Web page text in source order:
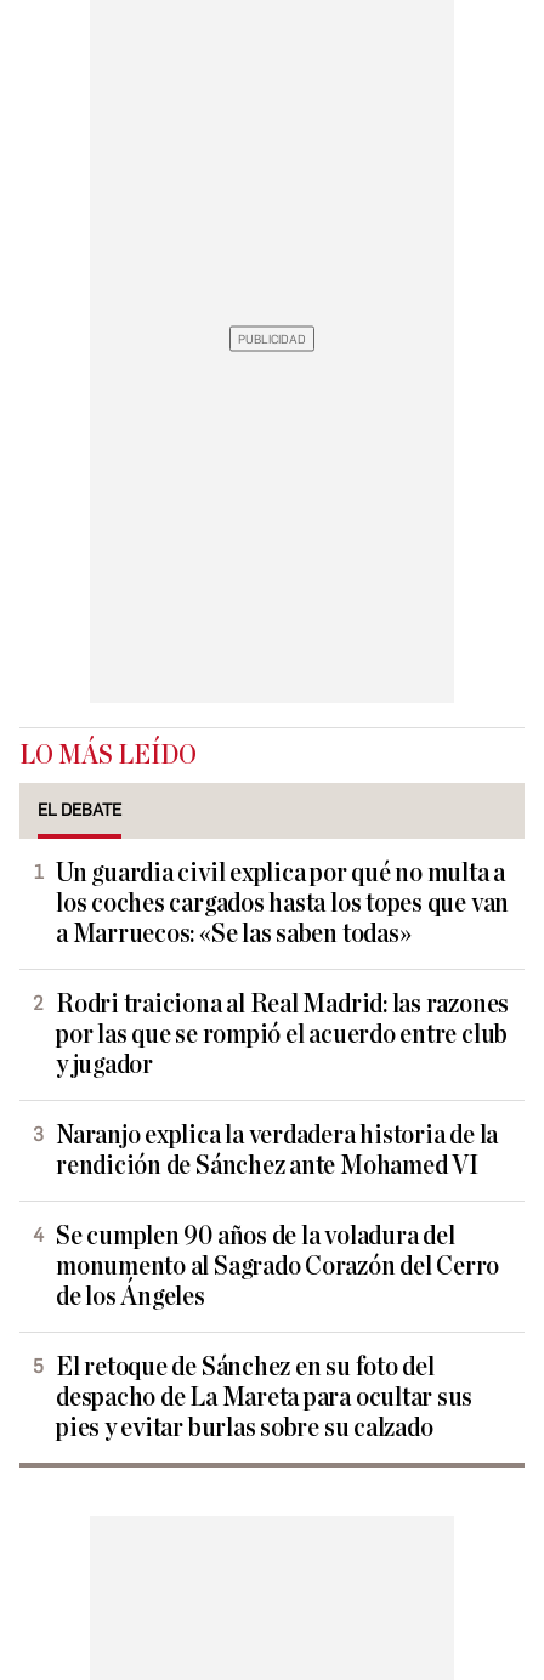
LO MÁS LEÍDO
EL DEBATE
Un guardia civil explica por qué no multa a
los coches cargados hasta los topes que van
a Marruecos: «Se las saben todas»
Rodri traiciona al Real Madrid: las razones
por las que se rompió el acuerdo entre club
y jugador
Naranjo explica la verdadera historia de la
rendición de Sánchez ante Mohamed VI
Se cumplen 90 años de la voladura del
monumento al Sagrado Corazón del Cerro
de los Ángeles
El retoque de Sánchez en su foto del
despacho de La Mareta para ocultar sus
pies y evitar burlas sobre su calzado